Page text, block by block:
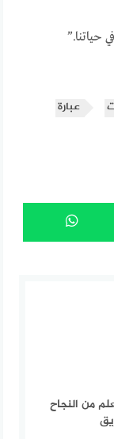
حياتنا.”
عبارة
من النجاح